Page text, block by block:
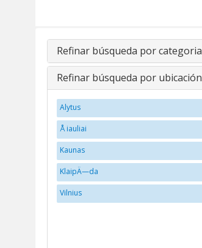
Refinar búsqueda por categoria
Refinar búsqueda por ubicación
Alytus
Å iauliai
Kaunas
KlaipÄ—da
Vilnius